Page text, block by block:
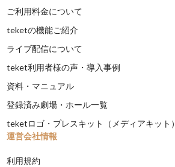
ご利用料金について
teketの機能ご紹介
ライブ配信について
teket利用者様の声・導入事例
資料・マニュアル
登録済み劇場・ホール一覧
teketロゴ・プレスキット（メディアキット）
運営会社情報
利用規約